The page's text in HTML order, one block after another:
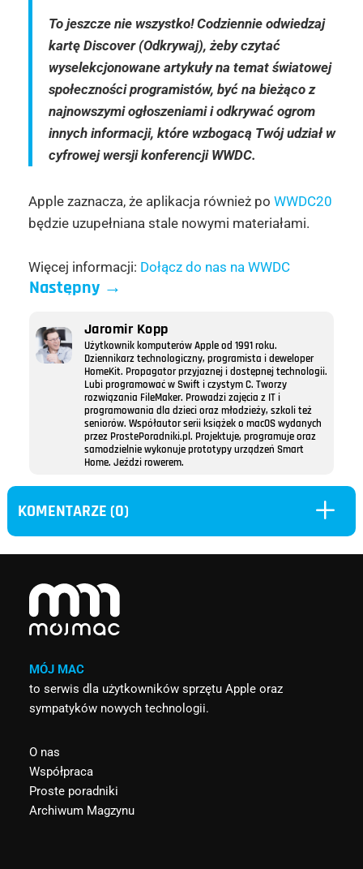
To jeszcze nie wszystko! Codziennie odwiedzaj
kartę Discover (Odkrywaj), żeby czytać
wyselekcjonowane artykuły na temat światowej
społeczności programistów, być na bieżąco z
najnowszymi ogłoszeniami i odkrywać ogrom
innych informacji, które wzbogacą Twój udział w
cyfrowej wersji konferencji WWDC.
Apple zaznacza, że aplikacja również po WWDC20
będzie uzupełniana stale nowymi materiałami.
Więcej informacji: Dołącz do nas na WWDC
Następny→
Jaromir Kopp
Użytkownik komputerów Apple od 1991 roku.
Dziennikarz technologiczny, programista i deweloper
HomeKit. Propagator przyjaznej i dostępnej technologii.
Lubi programować w Swift i czystym C. Tworzy
rozwiązania FileMaker. Prowadzi zajęcia z IT i
programowania dla dzieci oraz młodzieży, szkoli też
seniorów. Współautor serii książek o macOS wydanych
przez ProstePoradniki.pl. Projektuje, programuje oraz
samodzielnie wykonuje prototypy urządzeń Smart
Home. Jeździ rowerem.
KOMENTARZE (0) L
MÓJ MAC
to serwis dla użytkowników sprzętu Apple oraz
sympatyków nowych technologii.
O nas
Współpraca
Proste poradniki
Archiwum Magzynu